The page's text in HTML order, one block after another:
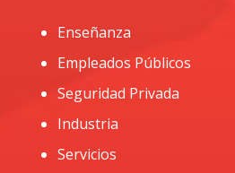
Enseñanza
Empleados Públicos
Seguridad Privada
Industria
Servicios